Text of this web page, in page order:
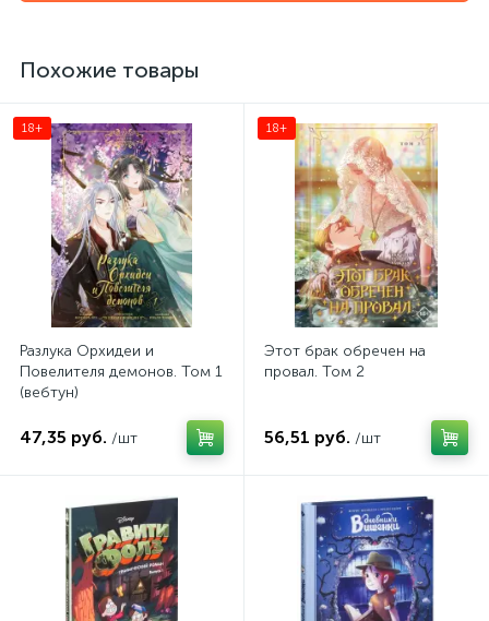
Похожие товары
18+
Разлука Орхидеи и
Повелителя демонов. Том 1
(вебтун)
47,35 руб. /шт
18+
Этот брак обречен на
провал. Том 2
56,51 руб. /шт